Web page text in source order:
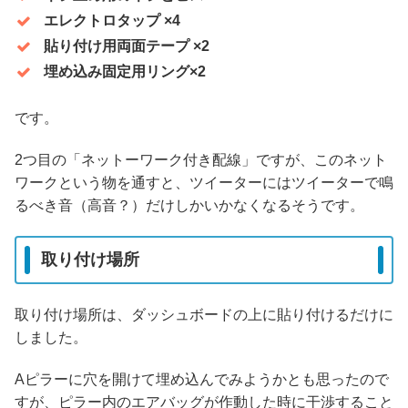
エレクトロタップ ×4
貼り付け用両面テープ ×2
埋め込み固定用リング×2
です。
2つ目の「ネットーワーク付き配線」ですが、このネット
ワークという物を通すと、ツイーターにはツイーターで鳴
るべき音（高音？）だけしかいかなくなるそうです。
取り付け場所
取り付け場所は、ダッシュボードの上に貼り付けるだけに
しました。
Aピラーに穴を開けて埋め込んでみようかとも思ったので
すが、ピラー内のエアバッグが作動した時に干渉すること